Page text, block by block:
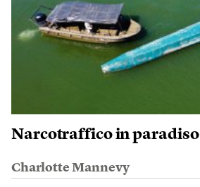
Narcotraffico in paradiso
Charlotte Mannevy